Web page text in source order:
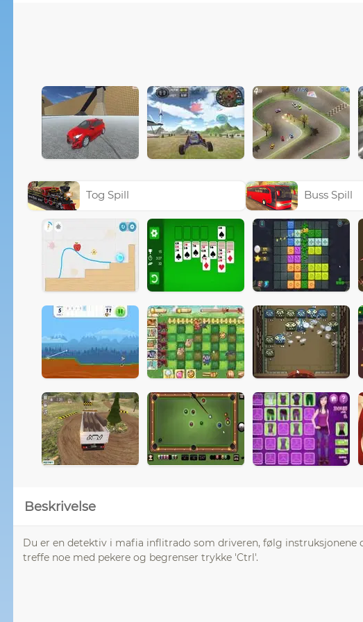
Tog Spill Buss Spill
Beskrivelse
Du er en detektiv i mafia inflitrado som driveren, følg
treffe noe med pekere og begrenser trykke 'Ctrl'.